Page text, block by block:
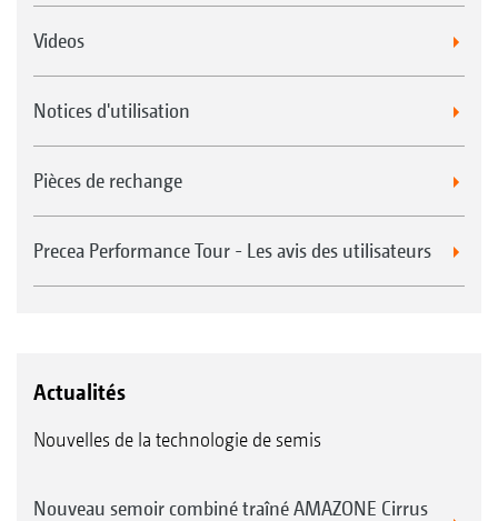
Videos
Notices d'utilisation
Pièces de rechange
Precea Performance Tour - Les avis des utilisateurs
Actualités
Nouvelles de la technologie de semis
Nouveau semoir combiné traîné AMAZONE Cirrus